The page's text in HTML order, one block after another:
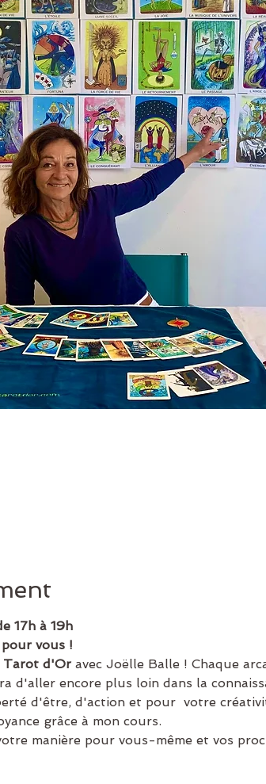
17h à 19h
vous !
Tarot d'Or avec Joëlle Balle ! Chaque
d'aller encore plus loin dans la
d'être, d'action et pour  votre
grâce à mon cours.
manière pour vous-même et vos